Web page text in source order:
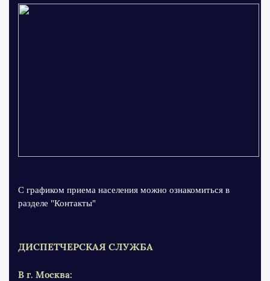
С графиком приема населения можно ознакомиться в
разделе "Контакты"
ДИСПЕТЧЕРСКАЯ СЛУЖБА
В г. Москва: